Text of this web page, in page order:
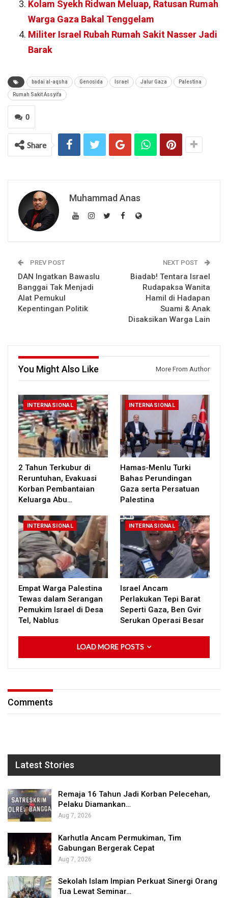
Kolam Syekh Ridwan Meluap, Ratusan Rumah
Warga Gaza Bakal Tenggelam
Militer Israel Rubah Rumah Sakit Nasser Jadi
Barak
badai al-aqsha Genosida Israel Jalur Gaza Palestina
Rumah Sakit Assyifa
0
Share
Muhammad Anas
PREV POST
DAN Ingatkan Bawaslu
Banggai Tak Menjadi
Alat Pemukul
Kepentingan Politik
NEXT POST
Biadab! Tentara Israel
Rudapaksa Wanita
Hamil di Hadapan
Suami & Anak
Disaksikan Warga Lain
You Might Also Like More From Author
INTERNASIONAL
2 Tahun Terkubur di
Reruntuhan, Evakuasi
Korban Pembantaian
Keluarga Abu…
INTERNASIONAL
Hamas-Menlu Turki
Bahas Perundingan
Gaza serta Persatuan
Palestina
INTERNASIONAL
Empat Warga Palestina
Tewas dalam Serangan
Pemukim Israel di Desa
Tel, Nablus
INTERNASIONAL
Israel Ancam
Perlakukan Tepi Barat
Seperti Gaza, Ben Gvir
Serukan Operasi Besar
LOAD MORE POSTS
Comments
Latest Stories
Remaja 16 Tahun Jadi Korban Pelecehan,
Pelaku Diamankan…
Aug 7, 2026
Karhutla Ancam Permukiman, Tim
Gabungan Bergerak Cepat
Aug 7, 2026
Sekolah Islam Impian Perkuat Sinergi Orang
Tua Lewat Seminar…